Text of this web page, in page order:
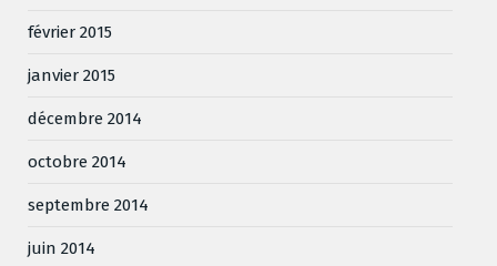
février 2015
janvier 2015
décembre 2014
octobre 2014
septembre 2014
juin 2014